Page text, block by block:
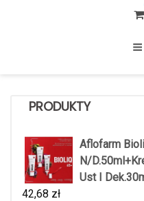
PRODUKTY
Aflofarm
N/
Ust I
42,68 zł